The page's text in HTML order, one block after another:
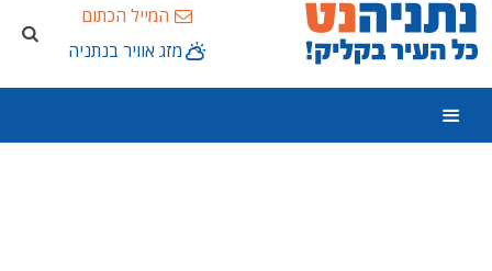
המייל הכתום
מזג אוויר בנתניה